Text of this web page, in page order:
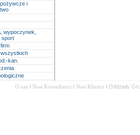
i
wypoczynek,
sport
firm
wszystkich
kan.
O nas I Nasi Konsultanci I Nasi Klienci I Oddziały